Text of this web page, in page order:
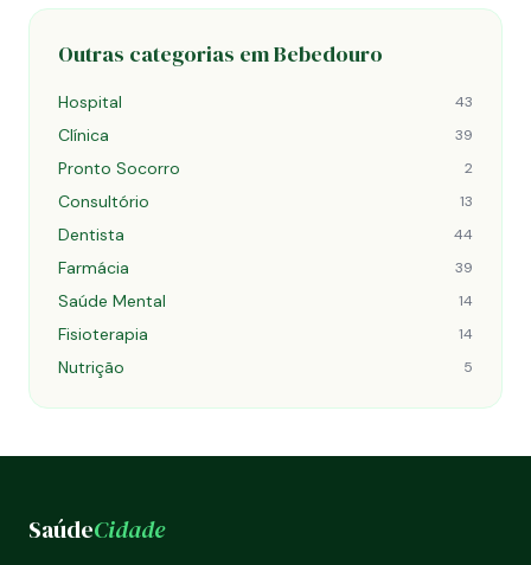
Outras categorias em Bebedouro
Hospital 43
Clínica 39
Pronto Socorro 2
Consultório 13
Dentista 44
Farmácia 39
Saúde Mental 14
Fisioterapia 14
Nutrição 5
SaúdeCidade